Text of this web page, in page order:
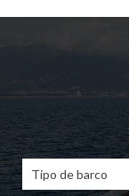
Tipo de barco